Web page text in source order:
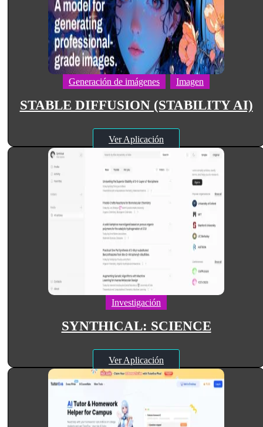
Generación de imágenes Imagen
STABLE DIFFUSION (STABILITY AI)
Ver Aplicación
Investigación
SYNTHICAL: SCIENCE
Ver Aplicación